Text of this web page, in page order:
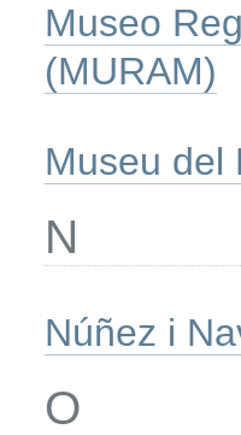
Museo
(MURAM)
Museu del
N
Núñez i
O